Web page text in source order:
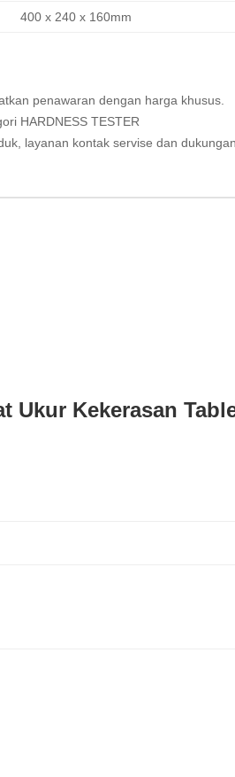
400 x 240 x 160mm
penawaran dengan harga khusus.
HARDNESS TESTER
layanan kontak servise dan
Ukur Kekerasan